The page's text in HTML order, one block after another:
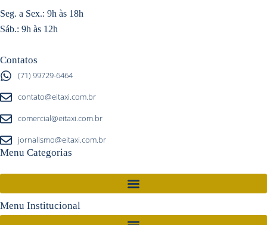
Seg. a Sex.: 9h às 18h
Sáb.: 9h às 12h
Contatos
(71) 99729-6464
contato@eitaxi.com.br
comercial@eitaxi.com.br
jornalismo@eitaxi.com.br
Menu Categorias
Menu Institucional